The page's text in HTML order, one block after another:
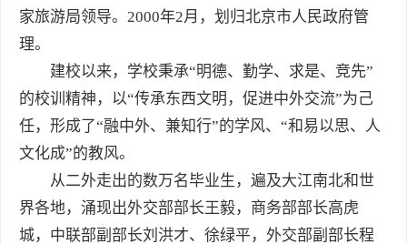
家旅游局领导。2000年2月，划归北京市人民政府管
理。
建校以来，学校秉承“明德、勤学、求是、竞先”
的校训精神，以“传承东西文明，促进中外交流”为己
任，形成了“融中外、兼知行”的学风、“和易以思、人
文化成”的教风。
从二外走出的数万名毕业生，遍及大江南北和世
界各地，涌现出外交部部长王毅，商务部部长高虎
城，中联部副部长刘洪才、徐绿平，外交部副部长程